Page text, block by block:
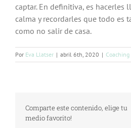
captar. En definitiva, es hacerles
calma y recordarles que todo es
como no salir de casa.
Por Eva Llatser | abril 6th, 2020 | Coaching
Comparte este contenido, elige tu
medio favorito!